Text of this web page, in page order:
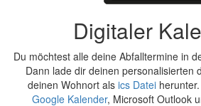
Digitaler
Du möchtest alle deine Abfalltermine in
Dann lade dir deinen personalisierten
deinen Wohnort als ics Dateiherunter.
Google Kalender, Microsoft Outlook